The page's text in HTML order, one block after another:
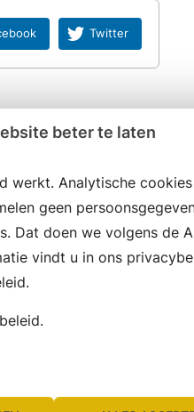
beter te laten
werkt. Analytische
geen
Dat doen we volgens de
vindt u in ons
Twitter
en volg ons ook op